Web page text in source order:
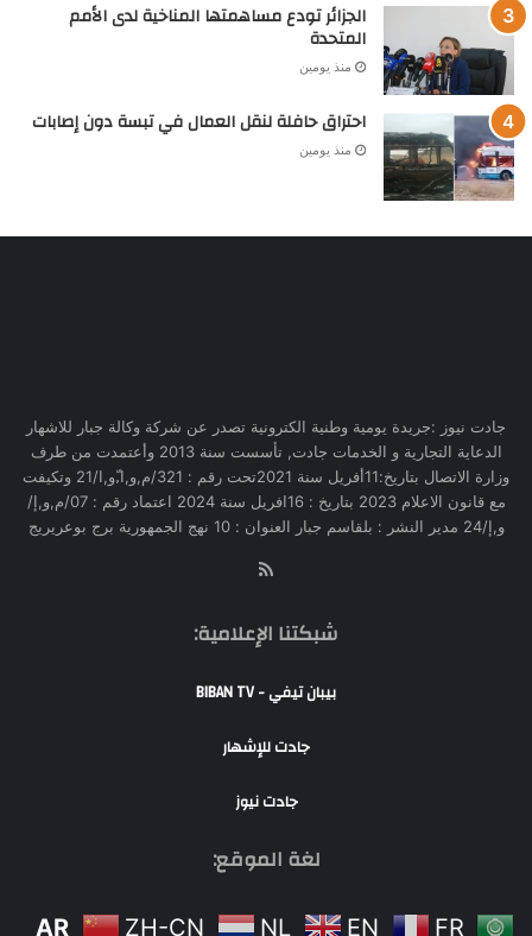
الجزائر تودع مساهمتها المناخية لدى الأمم
المتحدة
منذ يومين
احتراق حافلة لنقل العمال في تبسة دون إصابات
منذ يومين
جادت نيوز :جريدة يومية وطنية الكترونية تصدر عن شركة وكالة جبار للاشهار
الدعاية التجارية و الخدمات جادت, تأسست سنة 2013 وأعتمدت من طرف
وزارة الاتصال بتاريخ:11أفريل سنة 2021تحت رقم : 321/م,و,ا,ّو,ا/21 وتكيفت
مع قانون الاعلام 2023 بتاريخ : 16افريل سنة 2024 اعتماد رقم : 07/م,و,إ/
و,إ/24 مدير النشر : بلقاسم جبار العنوان : 10 نهج الجمهورية برج بوعريريج
شبكتنا الإعلامية:
بيبان تيفي - BIBAN TV
جادت للإشهار
جادت نيوز
لغة الموقع:
AR ZH-CN NL EN
FR